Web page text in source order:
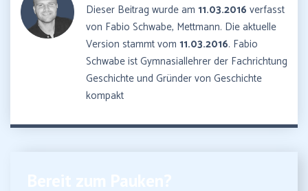
Dieser Beitrag wurde am 11.03.2016 verfasst
von Fabio Schwabe, Mettmann. Die aktuelle
Version stammt vom 11.03.2016. Fabio
Schwabe ist Gymnasiallehrer der Fachrichtung
Geschichte und Gründer von Geschichte
kompakt